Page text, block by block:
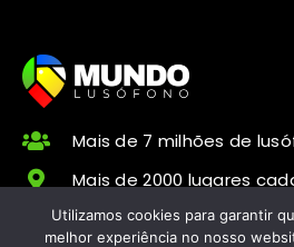
Mais de 7 milhões de
Mais de 2000 lugares
Presença em 8 países
Utilizamos cookies para garantir
melhor experiência no nosso